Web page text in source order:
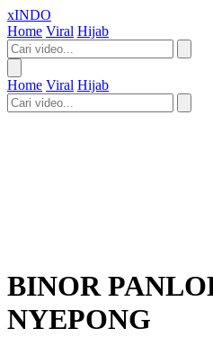
xINDO
Home Viral Hijab
Home Viral Hijab
BINOR
NYEPONG